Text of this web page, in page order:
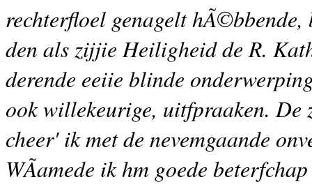
rechterfloel genagelt hÃ©bbende,
den als zijjie Heiligheid de R.
derende eeiie blinde
ook willekeurige, uitfpraaken. De
cheer' ik met de nevemgaande
WÃamede ik hm goede